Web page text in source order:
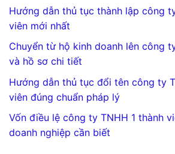
Hướng dẫn thủ tục thành lập công
viên mới nhất
Chuyển từ hộ kinh doanh lên công
và hồ sơ chi tiết
Hướng dẫn thủ tục đổi tên công ty
viên đúng chuẩn pháp lý
Vốn điều lệ công ty TNHH 1 thành
doanh nghiệp cần biết